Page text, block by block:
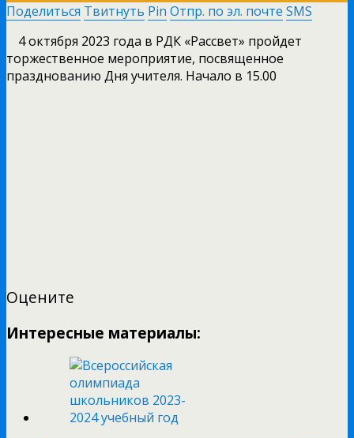
Поделиться Твитнуть Pin Отпр. по эл. почте SMS
4 октября 2023 года в РДК «Рассвет» пройдет
торжественное мероприятие, посвященное
празднованию Дня учителя. Начало в 15.00
Оцените
Интересные материалы: